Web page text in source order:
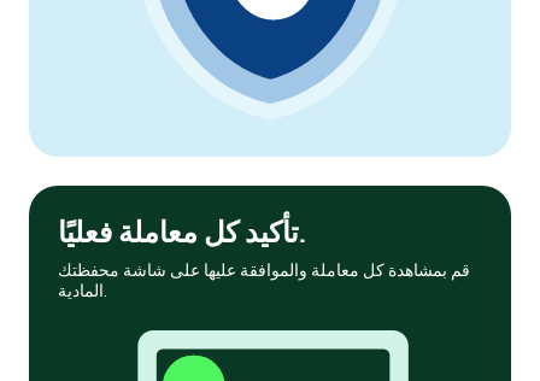
تأكيد كل معاملة فعليًا.
قم بمشاهدة كل معاملة والموافقة عليها على شاشة محفظتك